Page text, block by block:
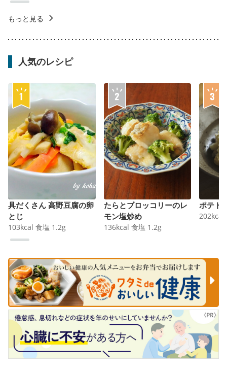
もっと見る
人気のレシピ
具だくさん 高野豆腐の卵
とじ
103kcal 食塩 1.2g
たらとブロッコリーのレ
モン塩炒め
136kcal 食塩 1.2g
ポテト
202kcal